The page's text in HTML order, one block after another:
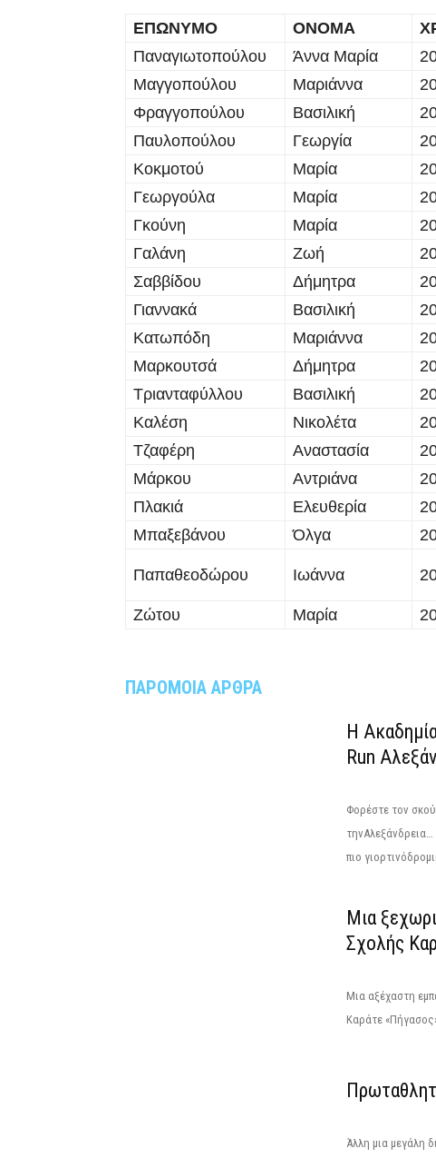
ΕΠΩΝΥΜΟ ΟΝΟΜΑ
Παναγιωτοπούλου
Άννα Μαρία
Μαγγοπούλου
Μαριάννα
Φραγγοπούλου
Βασιλική
Παυλοπούλου
Γεωργία
Κοκμοτού
Μαρία
Γεωργούλα
Μαρία
Γκούνη
Μαρία
Γαλάνη
Ζωή
Σαββίδου
Δήμητρα
Γιαννακά
Βασιλική
Κατωπόδη
Μαριάννα
Μαρκουτσά
Δήμητρα
Τριανταφύλλου
Βασιλική
Καλέση
Νικολέτα
Τζαφέρη
Αναστασία
Μάρκου
Αντριάνα
Πλακιά
Ελευθερία
Μπαξεβάνου
Όλγα
Παπαθεοδώρου Ιωάννα
Ζώτου
Μαρία
ΠΑΡΟΜΟΙΑ ΑΡΘΡΑ
Η
Run
Φορέστε τον
τηνΑλεξάνδρεια…
πιο
Μια
Σχολής
Μια αξέχαστη
Καράτε
Άλλη μια μεγάλη